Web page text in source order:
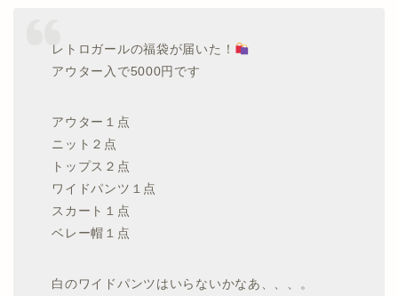
レトロガールの福袋が届いた！
アウター入で5000円です
アウター１点
ニット２点
トップス２点
ワイドパンツ１点
スカート１点
ベレー帽１点
白のワイドパンツはいらないかなあ、、、。